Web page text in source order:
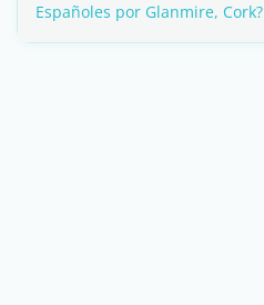
Españoles por Glanmire, Cork?